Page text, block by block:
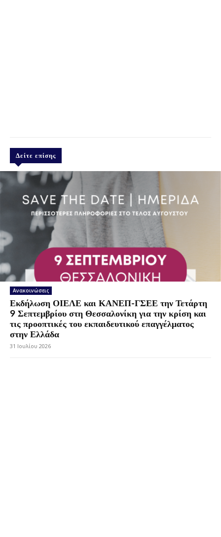
Δείτε επίσης
Ανακοινώσεις
Εκδήλωση ΟΙΕΛΕ και ΚΑΝΕΠ-ΓΣΕΕ την Τετάρτη
9 Σεπτεμβρίου στη Θεσσαλονίκη για την κρίση και
τις προοπτικές του εκπαιδευτικού επαγγέλματος
στην Ελλάδα
31 Ιουλίου 2026